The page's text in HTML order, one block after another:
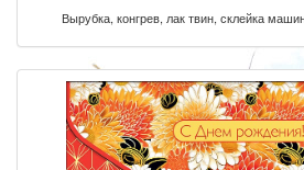
Вырубка, конгрев, лак твин, склейка